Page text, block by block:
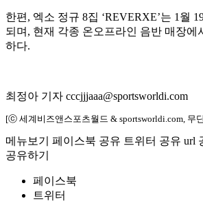
한편, 엑소 정규 8집 ‘REVERXE’는 1월
되며, 현재 각종 온오프라인 음반 매장에
하다.
최정아 기자 cccjjjaaa@sportsworldi.com
[ⓒ 세계비즈앤스포츠월드 & sportsworldi.com, 무
메뉴보기 페이스북 공유 트위터 공유 url
공유하기
페이스북
트위터